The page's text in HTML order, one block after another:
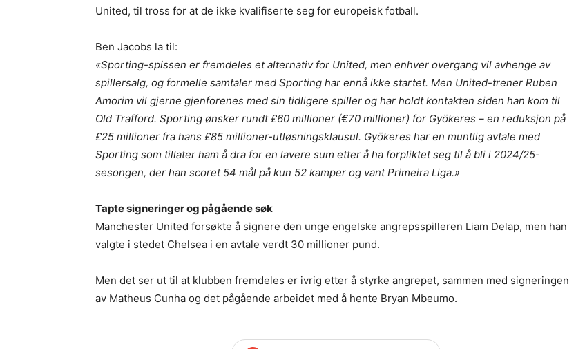
United, til tross for at de ikke kvalifiserte seg for europeisk fotball.
Ben Jacobs la til:
«Sporting-spissen er fremdeles et alternativ for United, men enhver overgang vil avhenge av
spillersalg, og formelle samtaler med Sporting har ennå ikke startet. Men United-trener Ruben
Amorim vil gjerne gjenforenes med sin tidligere spiller og har holdt kontakten siden han kom til
Old Trafford. Sporting ønsker rundt £60 millioner (€70 millioner) for Gyökeres – en reduksjon på
£25 millioner fra hans £85 millioner-utløsningsklausul. Gyökeres har en muntlig avtale med
Sporting som tillater ham å dra for en lavere sum etter å ha forpliktet seg til å bli i 2024/25-
sesongen, der han scoret 54 mål på kun 52 kamper og vant Primeira Liga.»
Tapte signeringer og pågående søk
Manchester United forsøkte å signere den unge engelske angrepsspilleren Liam Delap, men han
valgte i stedet Chelsea i en avtale verdt 30 millioner pund.
Men det ser ut til at klubben fremdeles er ivrig etter å styrke angrepet, sammen med signeringen
av Matheus Cunha og det pågående arbeidet med å hente Bryan Mbeumo.